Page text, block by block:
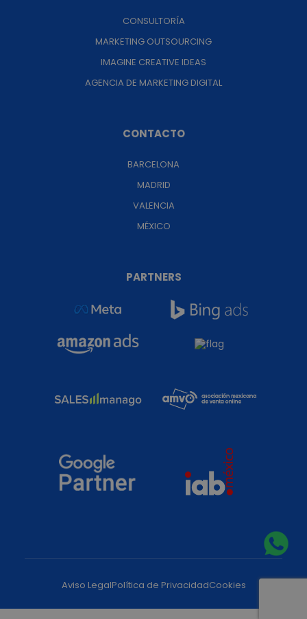
CONSULTORÍA
MARKETING OUTSOURCING
IMAGINE CREATIVE IDEAS
AGENCIA DE MARKETING DIGITAL
CONTACTO
BARCELONA
MADRID
VALENCIA
MÉXICO
PARTNERS
Aviso LegalPolítica de PrivacidadCookies